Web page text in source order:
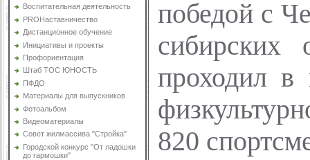
Воспитательная деятельность
PROНаставничество
Дистанционное обучение
Инициативы и проекты
Профориентация
Штаб ТОС ЮНОСТЬ
ПФДО
Материалы для выпускников
Фотоальбом
Видеоматериалы
Совет жилмассива "Стройка"
Городской конкурс "От ладошки
до гармошки"
победой с
проходил
820